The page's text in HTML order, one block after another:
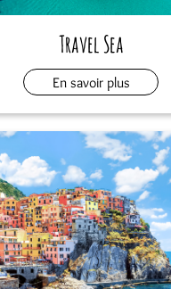
Travel Sea
En savoir plus